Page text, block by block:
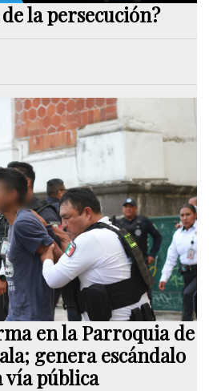
la persecución?
en la Parroquia de
genera escándalo
vía pública